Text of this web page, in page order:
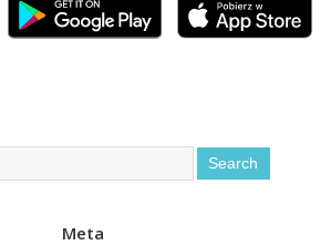
Meta